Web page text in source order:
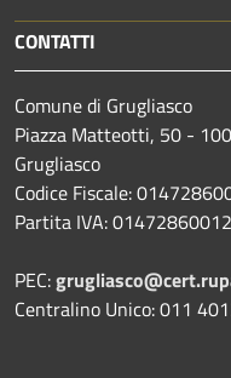
CONTATTI
Comune di Grugliasco
Piazza Matteotti, 50 -
Grugliasco
Codice Fiscale:
Partita IVA: 01472860012
PEC:
Centralino Unico: 011